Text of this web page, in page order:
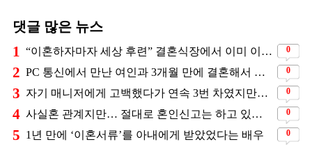
댓글 많은 뉴스
1 “이혼하자마자 세상 후련” 결혼식장에서 이미 이혼을 직감했었다는 배우 0
2 PC 통신에서 만난 여인과 3개월 만에 결혼해서 잘 살고 있는 배우 0
3 자기 매니저에게 고백했다가 연속 3번 차였지만… 결국 결혼에 성공한 배우 0
4 사실혼 관계지만… 절대로 혼인신고는 하고 있지 않다는 배우 0
5 1년 만에 ‘이혼서류’를 아내에게 받았었다는 배우 0